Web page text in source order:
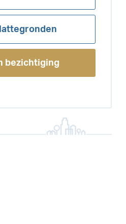
bezichtiging